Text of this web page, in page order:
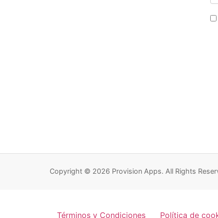
Copyright © 2026 Provision Apps. All Rights
Términos y Condiciones Política de